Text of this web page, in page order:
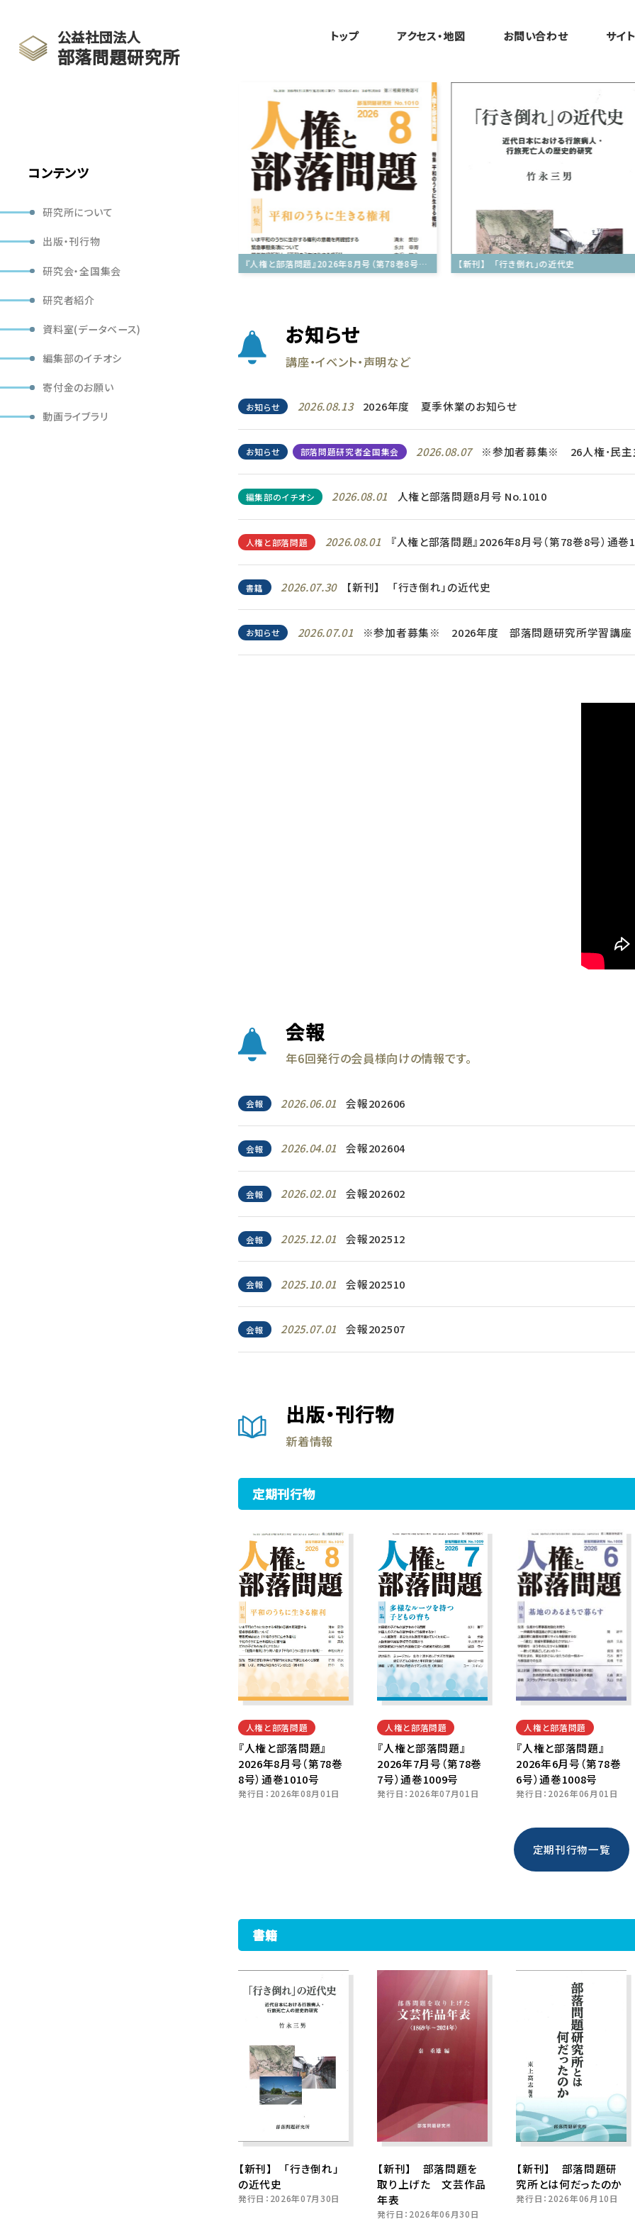
公益社団法人
部落問題研究所
コンテンツ
研究所について
出版・刊行物
研究会・全国集会
研究者紹介
資料室(データベース)
編集部のイチオシ
寄付金のお願い
動画ライブラリ
トップ アクセス・地図 お問い合わせ サイ
『人権と部落問題』2026年8月号（第78巻8号）通巻1010号 【新刊】 「行き倒れ」の近代史
お知らせ
講座・イベント・声明など
お知らせ 2026.08.13 2026年度 夏季休業のお知らせ
お知らせ 部落問題研究者全国集会 2026.08.07 ※参加者募集※ 26人権･民主主
編集部のイチオシ 2026.08.01 人権と部落問題8月号 No.1010
人権と部落問題 2026.08.01 『人権と部落問題』2026年8月号（第78巻8号）通
書籍 2026.07.30 【新刊】 「行き倒れ」の近代史
お知らせ 2026.07.01 ※参加者募集※ 2026年度 部落問題研究所学習講座
会報
年6回発行の会員様向けの情報です。
会報 2026.06.01 会報202606
会報 2026.04.01 会報202604
会報 2026.02.01 会報202602
会報 2025.12.01 会報202512
会報 2025.10.01 会報202510
会報 2025.07.01 会報202507
出版・刊行物
新着情報
定期刊行物
人権と部落問題
『人権と部落問題』
2026年8月号（第78巻
8号）通巻1010号
発行日： 2026年08月01日
人権と部落問題
『人権と部落問題』
2026年7月号（第78巻
7号）通巻1009号
発行日： 2026年07月01日
人権と部落問題
『人権と部落問題』
2026年6月号（第78巻
6号）通巻1008号
発行日： 2026年06月01日
定期刊行物一覧
書籍
【新刊】 「行き倒れ」
の近代史
発行日： 2026年07月30日
【新刊】 部落問題を
取り上げた 文芸作品
年表
発行日： 2026年06月30日
【新刊】 部落問題研
究所とは何だったのか
発行日： 2026年06月10日